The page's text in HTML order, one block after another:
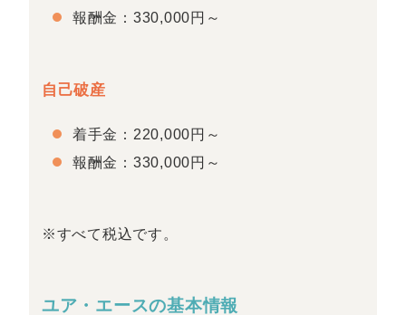
報酬金：330,000円～
自己破産
着手金：220,000円～
報酬金：330,000円～
※すべて税込です。
ユア・エースの基本情報